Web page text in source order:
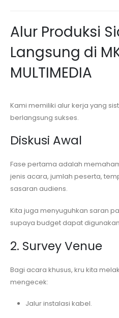
Alur Produksi
Langsung di
MULTIMEDIA
Kami memiliki alur kerja yang
berlangsung sukses.
Diskusi Awal
Fase pertama adalah
jenis acara, jumlah peserta,
sasaran audiens.
Kita juga menyuguhkan saran
supaya budget dapat
2. Survey Venue
Bagi acara khusus, kru kita
mengecek:
Jalur instalasi kabel.